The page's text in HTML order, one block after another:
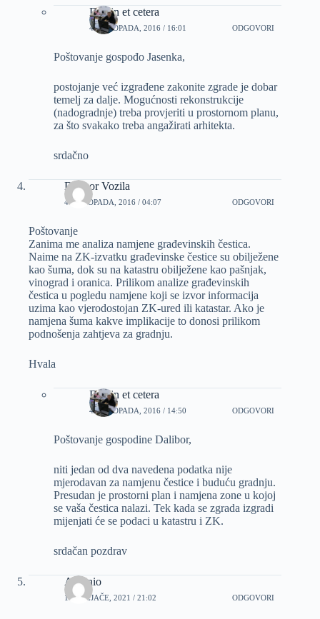
Dizajn et cetera
4 LISTOPADA, 2016 / 16:01 ODGOVORI
Poštovanje gospođo Jasenka,
postojanje već izgrađene zakonite zgrade je dobar
temelj za dalje. Mogućnosti rekonstrukcije
(nadogradnje) treba provjeriti u prostornom planu,
za što svakako treba angažirati arhitekta.
srdačno
Dalibor Vozila
4 LISTOPADA, 2016 / 04:07 ODGOVORI
Poštovanje
Zanima me analiza namjene građevinskih čestica.
Naime na ZK-izvatku građevinske čestice su obilježene
kao šuma, dok su na katastru obilježene kao pašnjak,
vinograd i oranica. Prilikom analize građevinskih
čestica u pogledu namjene koji se izvor informacija
uzima kao vjerodostojan ZK-ured ili katastar. Ako je
namjena šuma kakve implikacije to donosi prilikom
podnošenja zahtjeva za gradnju.
Hvala
Dizajn et cetera
4 LISTOPADA, 2016 / 14:50 ODGOVORI
Poštovanje gospodine Dalibor,
niti jedan od dva navedena podatka nije
mjerodavan za namjenu čestice i buduću gradnju.
Presudan je prostorni plan i namjena zone u kojoj
se vaša čestica nalazi. Tek kada se zgrada izgradi
mijenjati će se podaci u katastru i ZK.
srdačan pozdrav
Antonio
11 VELJAČE, 2021 / 21:02 ODGOVORI